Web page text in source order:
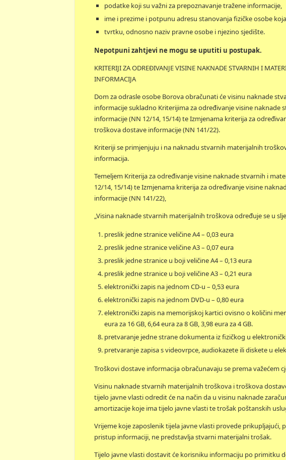
podatke koji su važni za prepoznavanje tražene informacije,
ime i prezime i potpunu adresu stanovanja fizičke osobe
tvrtku, odnosno naziv pravne osobe i njezino sjedište.
Nepotpuni zahtjevi ne mogu se uputiti u postupak.
KRITERIJI ZA ODREĐIVANJE VISINE NAKNADE STVARNIH I
INFORMACIJA
Dom za odrasle osobe Borova obračunati će visinu naknade
informacije sukladno Kriterijima za određivanje visine
informacije (NN 12/14, 15/14) te Izmjenama kriterija za
troškova dostave informacije (NN 141/22).
Kriteriji se primjenjuju i na naknadu stvarnih materijalnih
informacija.
Temeljem Kriterija za određivanje visine naknade stvarnih i
12/14, 15/14) te Izmjenama kriterija za određivanje visine
informacije (NN 141/22),
„Visina naknade stvarnih materijalnih troškova određuje se u
preslik jedne stranice veličine A4 – 0,03 eura
preslik jedne stranice veličine A3 – 0,07 eura
preslik jedne stranice u boji veličine A4 – 0,13 eura
preslik jedne stranice u boji veličine A3 – 0,21 eura
elektronički zapis na jednom CD-u – 0,53 eura
elektronički zapis na jednom DVD-u – 0,80 eura
elektronički zapis na memorijskoj kartici ovisno o količini
eura za 16 GB, 6,64 eura za 8 GB, 3,98 eura za 4 GB.
pretvaranje jedne strane dokumenta iz fizičkog u
pretvaranje zapisa s videovrpce, audiokazete ili diskete u
Troškovi dostave informacija obračunavaju se prema važećem
Visinu naknade stvarnih materijalnih troškova i troškova
tijelo javne vlasti odredit će na način da u visinu naknade
amortizacije koje ima tijelo javne vlasti te trošak poštanskih
Vrijeme koje zaposlenik tijela javne vlasti provede
pristup informaciji, ne predstavlja stvarni materijalni trošak.
Tijelo javne vlasti dostavit će korisniku informaciju po primitku